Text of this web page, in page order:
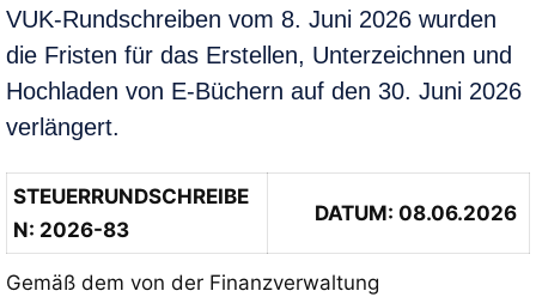
VUK-Rundschreiben vom 8. Juni 2026 wurden
die Fristen für das Erstellen, Unterzeichnen und
Hochladen von E-Büchern auf den 30. Juni 2026
verlängert.
STEUERRUNDSCHREIBE
N: 2026-83
DATUM: 08.06.2026
Gemäß dem von der Finanzverwaltung